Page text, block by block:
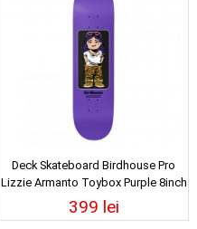
Deck Skateboard Birdhouse Pro
Lizzie Armanto Toybox Purple 8inch
399 lei